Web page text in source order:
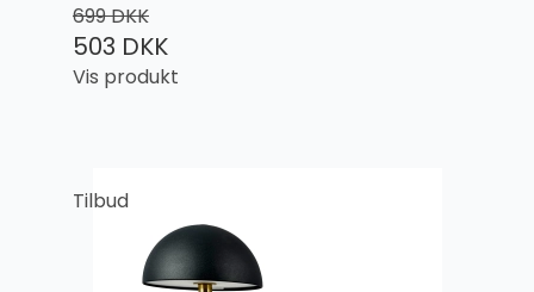
699 DKK
503 DKK
Vis produkt
Tilbud